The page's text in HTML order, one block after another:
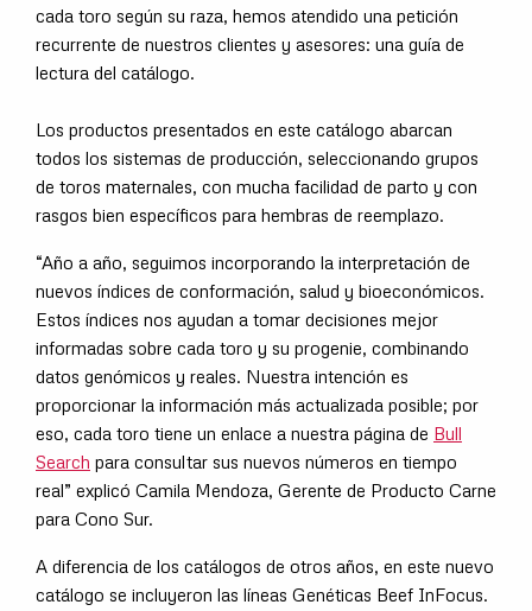
cada toro según su raza, hemos atendido una petición
recurrente de nuestros clientes y asesores: una guía de
lectura del catálogo.
Los productos presentados en este catálogo abarcan
todos los sistemas de producción, seleccionando grupos
de toros maternales, con mucha facilidad de parto y con
rasgos bien específicos para hembras de reemplazo.
“Año a año, seguimos incorporando la interpretación de
nuevos índices de conformación, salud y bioeconómicos.
Estos índices nos ayudan a tomar decisiones mejor
informadas sobre cada toro y su progenie, combinando
datos genómicos y reales. Nuestra intención es
proporcionar la información más actualizada posible; por
eso, cada toro tiene un enlace a nuestra página de Bull
Search para consultar sus nuevos números en tiempo
real” explicó Camila Mendoza, Gerente de Producto Carne
para Cono Sur.
A diferencia de los catálogos de otros años, en este nuevo
catálogo se incluyeron las líneas Genéticas Beef InFocus.